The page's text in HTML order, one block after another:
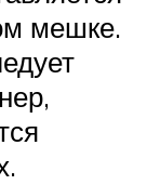
мешке.